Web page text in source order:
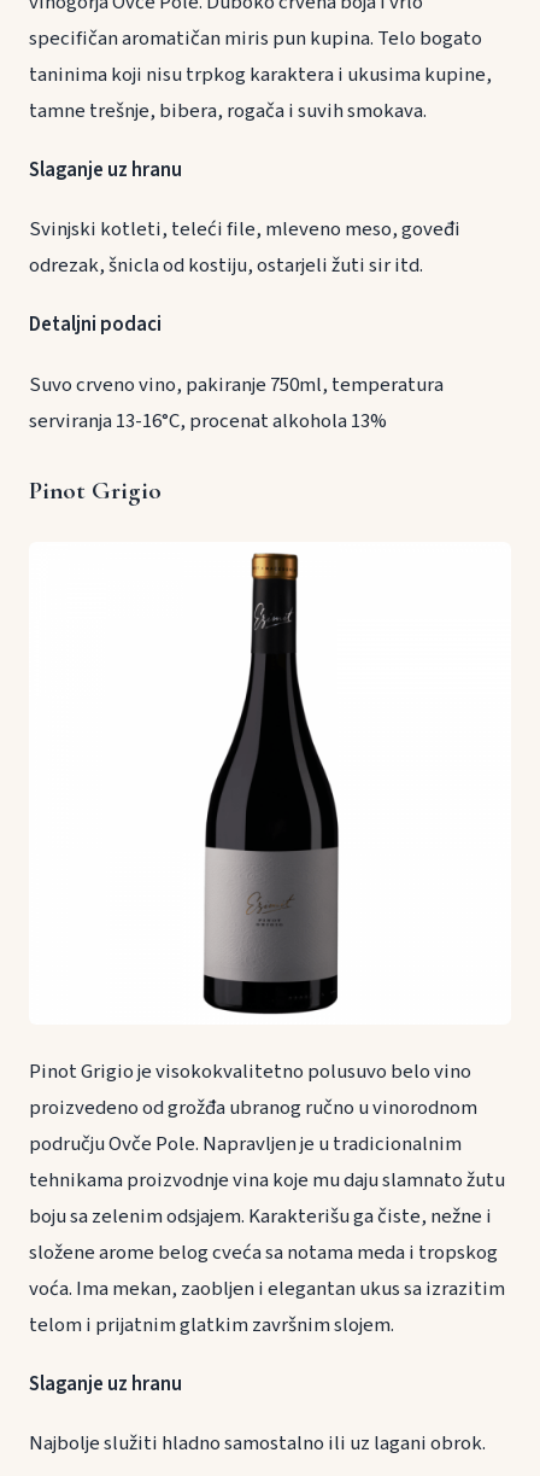
specifičan aromatičan miris pun kupina. Telo bogato
taninima koji nisu trpkog karaktera i ukusima kupine,
tamne trešnje, bibera, rogača i suvih smokava.
Slaganje uz hranu
Svinjski kotleti, teleći file, mleveno meso, goveđi
odrezak, šnicla od kostiju, ostarjeli žuti sir itd.
Detaljni podaci
Suvo crveno vino, pakiranje 750ml, temperatura
serviranja 13-16°C, procenat alkohola 13%
Pinot Grigio
Pinot Grigio je visokokvalitetno polusuvo belo vino
proizvedeno od grožđa ubranog ručno u vinorodnom
području Ovče Pole. Napravljen je u tradicionalnim
tehnikama proizvodnje vina koje mu daju slamnato žutu
boju sa zelenim odsjajem. Karakterišu ga čiste, nežne i
složene arome belog cveća sa notama meda i tropskog
voća. Ima mekan, zaobljen i elegantan ukus sa izrazitim
telom i prijatnim glatkim završnim slojem.
Slaganje uz hranu
Najbolje služiti hladno samostalno ili uz lagani obrok.